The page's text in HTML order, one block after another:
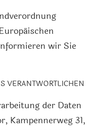
wir Sie
VERANTWORTLICHEN
der Daten
, Kampennerweg 31,